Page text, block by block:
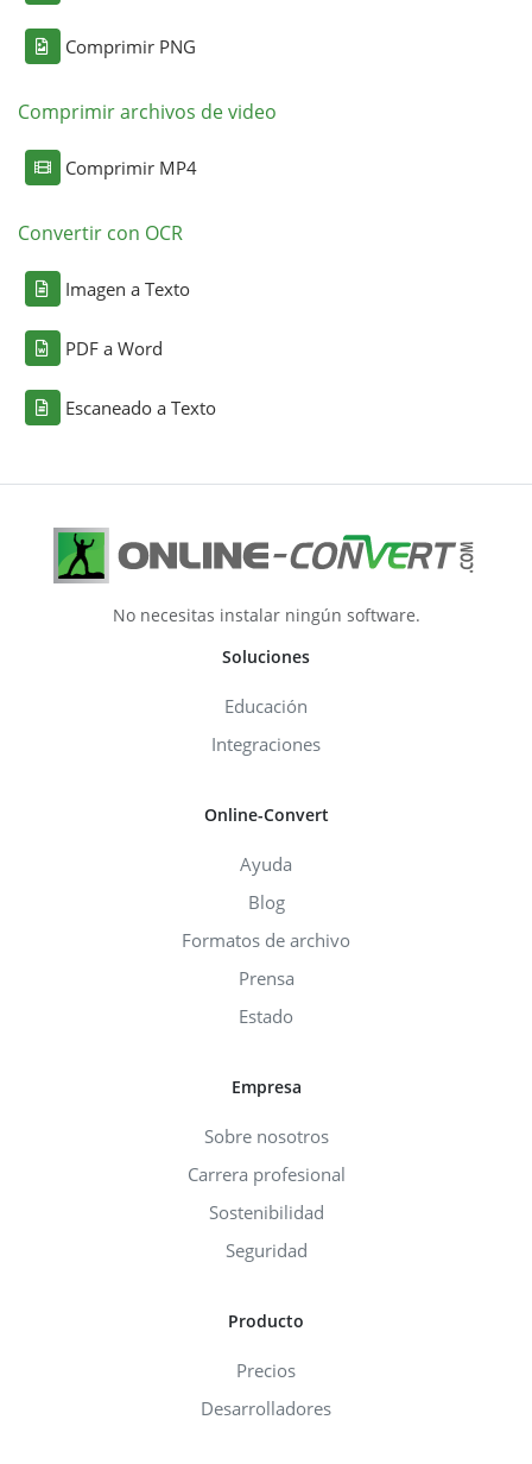
Comprimir PNG
Comprimir archivos de video
Comprimir MP4
Convertir con OCR
Imagen a Texto
PDF a Word
Escaneado a Texto
No necesitas instalar ningún software.
Soluciones
Educación
Integraciones
Online-Convert
Ayuda
Blog
Formatos de archivo
Prensa
Estado
Empresa
Sobre nosotros
Carrera profesional
Sostenibilidad
Seguridad
Producto
Precios
Desarrolladores